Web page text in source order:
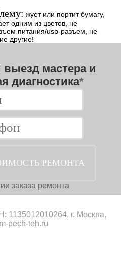
жует или портит бумагу,
одним из цветов, не
питания/usb-разъем, не
другие!
мастера и
диагностика*
заказа ремонта
1135012010264, г. Москва,
pech-teh.ru